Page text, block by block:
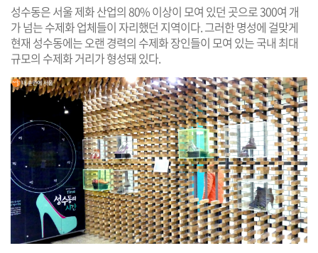
성수동은 서울 제화 산업의 80% 이상이 모여 있던 곳으로 300여 개
가 넘는 수제화 업체들이 자리했던 지역이다. 그러한 명성에 걸맞게
현재 성수동에는 오랜 경력의 수제화 장인들이 모여 있는 국내 최대
규모의 수제화 거리가 형성돼 있다.